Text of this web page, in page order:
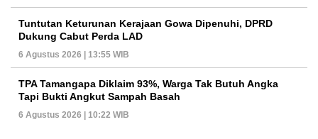
Tuntutan Keturunan Kerajaan Gowa Dipenuhi, DPRD
Dukung Cabut Perda LAD
6 Agustus 2026 | 13:55 WIB
TPA Tamangapa Diklaim 93%, Warga Tak Butuh Angka
Tapi Bukti Angkut Sampah Basah
6 Agustus 2026 | 10:22 WIB